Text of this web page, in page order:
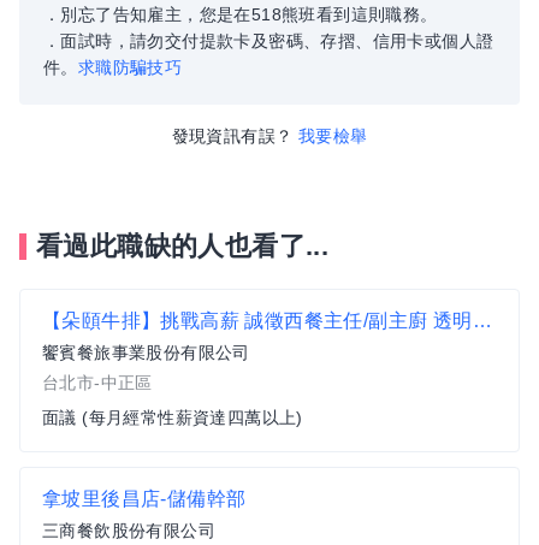
．別忘了告知雇主，您是在518熊班看到這則職務。
．面試時，請勿交付提款卡及密碼、存摺、信用卡或個人證
件。 求職防騙技巧
發現資訊有誤？ 我要檢舉
看過此職缺的人也看了...
【朵頤牛排】挑戰高薪 誠徵西餐主任/副主廚 透明晉升、穩定職涯【台北區】
饗賓餐旅事業股份有限公司
台北市-中正區
面議 (每月經常性薪資達四萬以上)
拿坡里後昌店-儲備幹部
三商餐飲股份有限公司